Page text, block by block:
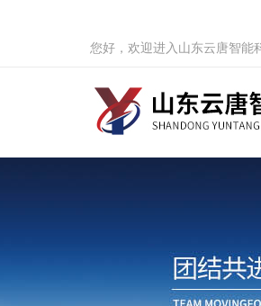
您好，欢迎进入山东云唐智能